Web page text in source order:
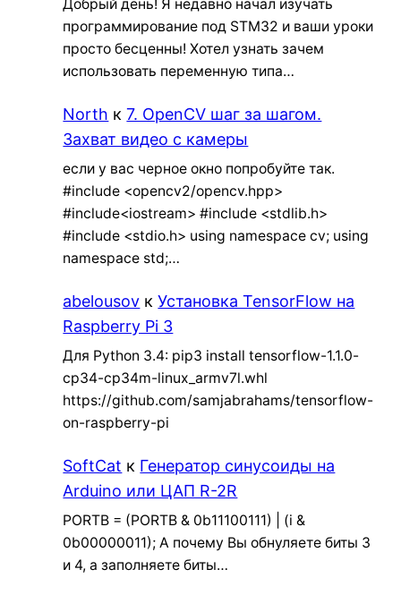
Добрый день! Я недавно начал изучать
программирование под STM32 и ваши уроки
просто бесценны! Хотел узнать зачем
использовать переменную типа…
North к7. OpenCV шаг за шагом.
Захват видео с камеры
если у вас черное окно попробуйте так.
#include <opencv2/opencv.hpp>
#include<iostream> #include <stdlib.h>
#include <stdio.h> using namespace cv; using
namespace std;…
abelousov кУстановка TensorFlow на
Raspberry Pi 3
Для Python 3.4: pip3 install tensorflow-1.1.0-
cp34-cp34m-linux_armv7l.whl
https://github.com/samjabrahams/tensorflow-
on-raspberry-pi
SoftCat к Генератор синусоиды на
Arduino или ЦАП R-2R
PORTB = (PORTB & 0b11100111) | (i &
0b00000011); А почему Вы обнуляете биты 3
и 4, а заполняете биты…